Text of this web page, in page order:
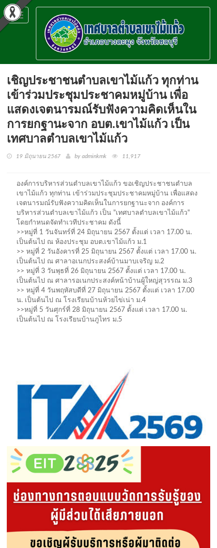
Toggle
navigation
เชิญประชาชนตำบลเขาไม้แก้ว ทุกท่าน
เข้าร่วมประชุมประชาคมหมู่บ้าน เพื่อ
แสดงเจตนารมณ์รับฟังความคิดเห็นใน
การยกฐานะจาก อบต.เขาไม้แก้ว เป็น
เทศบาลตำบลเขาไม้แก้ว
19 มิถุนายน 2567 by adminkmk 11,917
องค์การบริหารส่วนตำบลเขาไม้แก้ว ขอเชิญประชาชนตำบล
เขาไม้แก้ว ทุกท่าน เข้าร่วมประชุมประชาคมหมู่บ้าน เพื่อแสดง
เจตนารมณ์รับฟังความคิดเห็นในการยกฐานะจาก องค์การ
บริหารส่วนตำบลเขาไม้แก้ว เป็น "เทศบาลตำบลเขาไม้แก้ว"
โดยกำหนดจัดทำเวทีประชาคม ดังนี้
>>หมู่ที่ 1 วันจันทร์ที่ 24 มิถุนายน 2567 ตั้งแต่ เวลา 17.00 น.
เป็นต้นไป ณ ห้องประชุม อบต.เขาไม้แก้ว ม.1
>> หมู่ที่ 2 วันอังคารที่ 25 มิถุนายน 2567 ตั้งแต่ เวลา 17.00 น.
เป็นต้นไป ณ ศาลาอเนกประสงค์บ้านมาบเจริญ ม.2
>> หมู่ที่ 3 วันพุธที่ 26 มิถุนายน 2567 ตั้งแต่ เวลา 17.00 น.
เป็นต้นไป ณ ศาลารอเนกประสงค์หน้าบ้านผู้ใหญ่สุวรรณ ม.3
>> หมู่ที่ 4 วันพฤหัสบดีที่ 27 มิถุนายน 2567 ตั้งแต่ เวลา 17.00
น. เป็นต้นไป ณ โรงเรียนบ้านห้วยไข่เน่า ม.4
>>หมู่ที่ 5 วันศุกร์ที่ 28 มิถุนายน 2567 ตั้งแต่ เวลา 17.00 น.
เป็นต้นไป ณ โรงเรียนบ้านภูไทร ม.5